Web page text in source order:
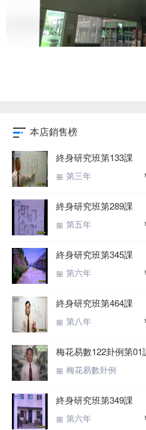
本店銷售榜
終身研究班第133課
第三年
終身研究班第289課
第五年
終身研究班第345課
第六年
終身研究班第464課
第八年
梅花易數122卦例第01
梅花易數卦例
終身研究班第349課
第六年